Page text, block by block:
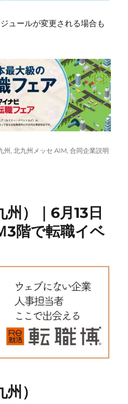
ュールが変更される場合も
州,北九州メッセ AIM,合同企業説明
州）｜6月13日
3階で転職イベ
）